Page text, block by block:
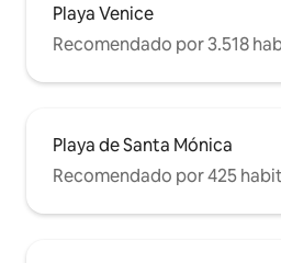
Playa Venice
Recomendado por 3.518
Playa de Santa Mónica
Recomendado por 425